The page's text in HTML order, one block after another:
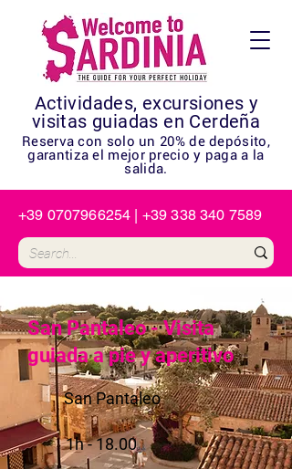
Actividades, excursiones y
visitas guiadas en Cerdeña
+39 0707966254 | +39 338 340 7589
Reserva con solo un 20% de depósito,
garantiza el mejor precio y paga a la
salida.
San Pantaleo - Visita
guiada a pie y aperitivo
San Pantaleo
1h - 18.00